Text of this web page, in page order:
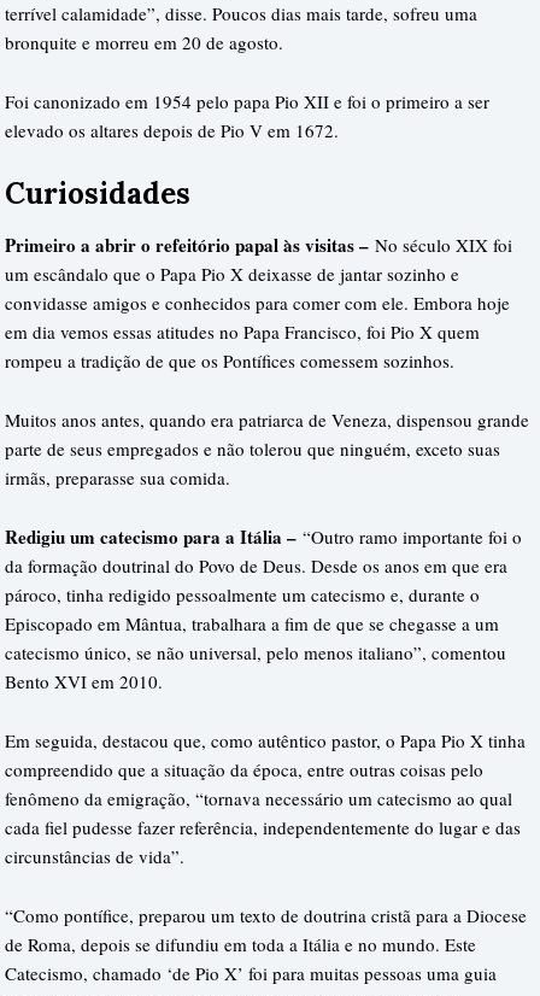
terrível calamidade”, disse. Poucos dias mais tarde, sofreu uma
bronquite e morreu em 20 de agosto.
Foi canonizado em 1954 pelo papa Pio XII e foi o primeiro a ser
elevado os altares depois de Pio V em 1672.
Curiosidades
Primeiro a abrir o refeitório papal às visitas – No século XIX foi
um escândalo que o Papa Pio X deixasse de jantar sozinho e
convidasse amigos e conhecidos para comer com ele. Embora hoje
em dia vemos essas atitudes no Papa Francisco, foi Pio X quem
rompeu a tradição de que os Pontífices comessem sozinhos.
Muitos anos antes, quando era patriarca de Veneza, dispensou grande
parte de seus empregados e não tolerou que ninguém, exceto suas
irmãs, preparasse sua comida.
Redigiu um catecismo para a Itália –“Outro ramo importante foi o
da formação doutrinal do Povo de Deus. Desde os anos em que era
pároco, tinha redigido pessoalmente um catecismo e, durante o
Episcopado em Mântua, trabalhara a fim de que se chegasse a um
catecismo único, se não universal, pelo menos italiano”, comentou
Bento XVI em 2010.
Em seguida, destacou que, como autêntico pastor, o Papa Pio X tinha
compreendido que a situação da época, entre outras coisas pelo
fenômeno da emigração, “tornava necessário um catecismo ao qual
cada fiel pudesse fazer referência, independentemente do lugar e das
circunstâncias de vida”.
“Como pontífice, preparou um texto de doutrina cristã para a Diocese
de Roma, depois se difundiu em toda a Itália e no mundo. Este
Catecismo, chamado ‘de Pio X’ foi para muitas pessoas uma guia